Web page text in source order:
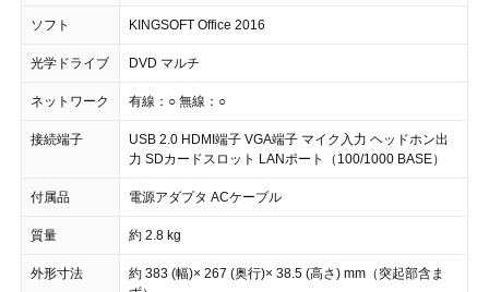
ソフト KINGSOFT Office 2016
光学ドライブ DVD マルチ
ネットワーク 有線：○ 無線：○
接続端子
USB 2.0 HDMI端子 VGA端子 マイク入力 ヘッドホン出
力 SDカードスロット LANポート（100/1000 BASE）
付属品 電源アダプタ ACケーブル
質量 約 2.8 kg
外形寸法
約 383 (幅)× 267 (奥行)× 38.5 (高さ) mm（突起部含ま